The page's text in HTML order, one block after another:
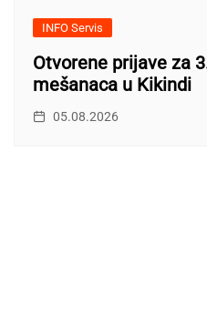
INFO Servis
Otvorene prijave za
mešanaca u Kikindi
05.08.2026